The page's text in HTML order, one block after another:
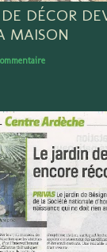
DÉCOR
MAISON